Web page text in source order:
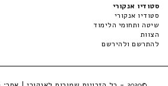
סטודיו אנקורי
סטודיו אנקורי
שיטה ותחומי הלימוד
הצוות
להתרשם ולהירשם